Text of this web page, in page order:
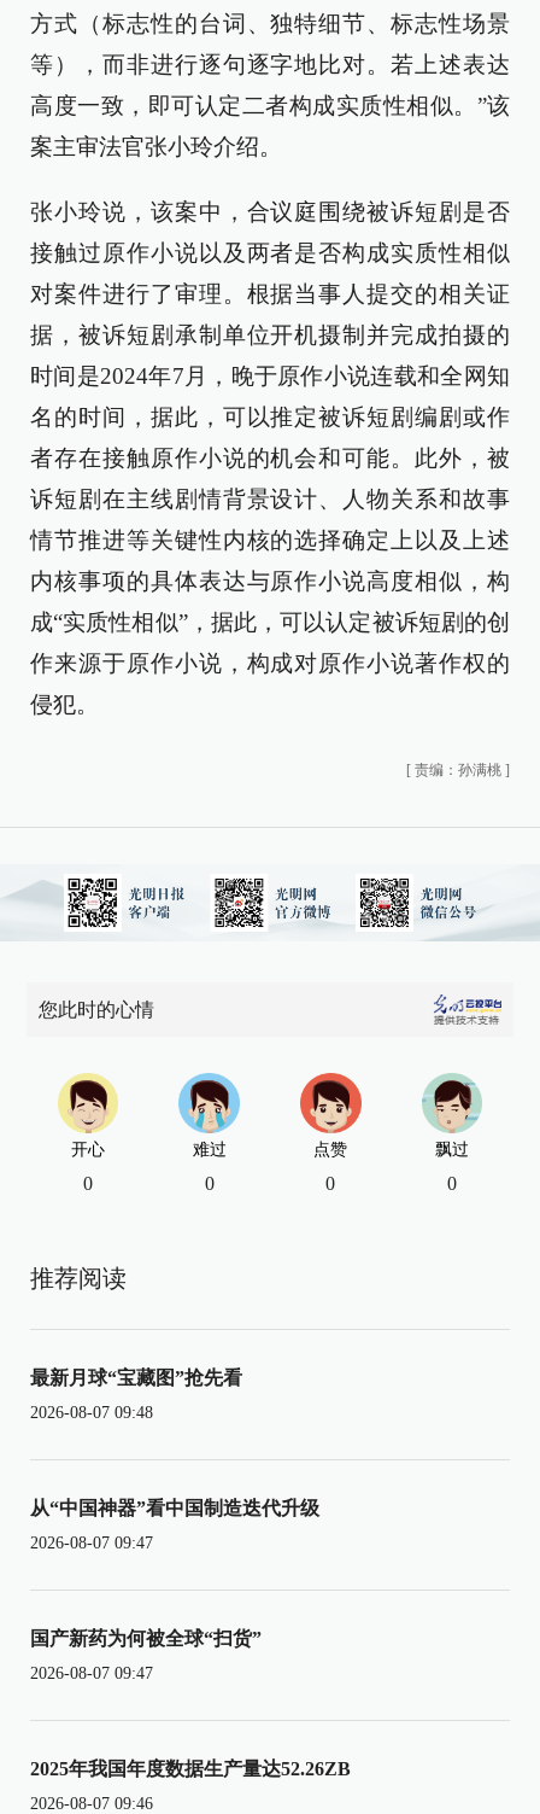
方式（标志性的台词、独特细节、标志性场景
等），而非进行逐句逐字地比对。若上述表达
高度一致，即可认定二者构成实质性相似。”该
案主审法官张小玲介绍。
张小玲说，该案中，合议庭围绕被诉短剧是否
接触过原作小说以及两者是否构成实质性相似
对案件进行了审理。根据当事人提交的相关证
据，被诉短剧承制单位开机摄制并完成拍摄的
时间是2024年7月，晚于原作小说连载和全网知
名的时间，据此，可以推定被诉短剧编剧或作
者存在接触原作小说的机会和可能。此外，被
诉短剧在主线剧情背景设计、人物关系和故事
情节推进等关键性内核的选择确定上以及上述
内核事项的具体表达与原作小说高度相似，构
成“实质性相似”，据此，可以认定被诉短剧的创
作来源于原作小说，构成对原作小说著作权的
侵犯。
[ 责编：孙满桃 ]
您此时的心情
开心
0
难过
0
点赞
0
飘过
0
推荐阅读
最新月球“宝藏图”抢先看
2026-08-07 09:48
从“中国神器”看中国制造迭代升级
2026-08-07 09:47
国产新药为何被全球“扫货”
2026-08-07 09:47
2025年我国年度数据生产量达52.26ZB
2026-08-07 09:46